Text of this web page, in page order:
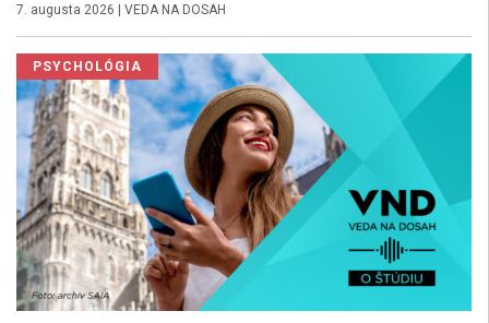
7. augusta 2026 | VEDA NA DOSAH
PSYCHOLÓGIA